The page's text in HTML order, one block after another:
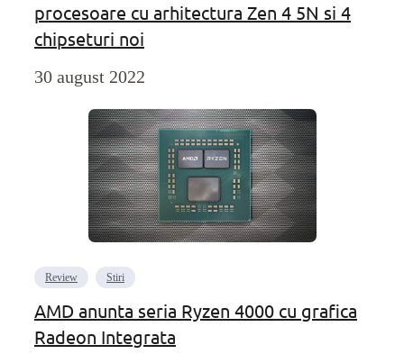
procesoare cu arhitectura Zen 4 5N si 4
chipseturi noi
30 august 2022
Review Stiri
AMD anunta seria Ryzen 4000 cu grafica
Radeon Integrata